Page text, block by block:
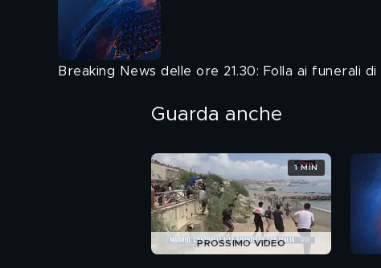
Breaking News delle ore 21.30: Folla ai funerali di
Guarda anche
PROSSIMO VIDEO
1 MIN